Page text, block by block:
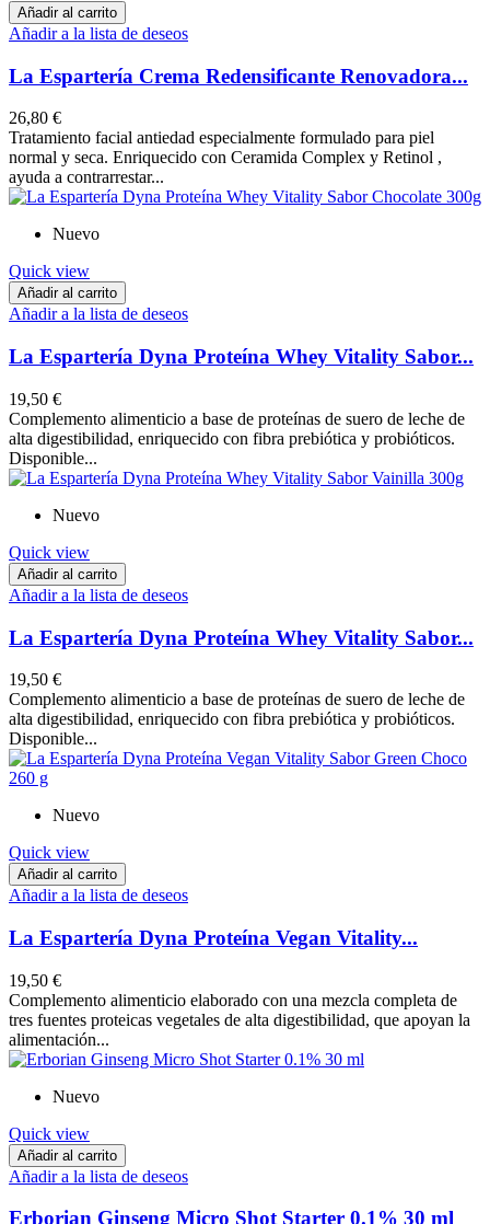
Añadir al carrito
Añadir a la lista de deseos
La Espartería Crema Redensificante Renovadora...
26,80 €
Tratamiento facial antiedad especialmente formulado para piel
normal y seca. Enriquecido con Ceramida Complex y Retinol ,
ayuda a contrarrestar...
Nuevo
Quick view
Añadir al carrito
Añadir a la lista de deseos
La Espartería Dyna Proteína Whey Vitality Sabor...
19,50 €
Complemento alimenticio a base de proteínas de suero de leche de
alta digestibilidad, enriquecido con fibra prebiótica y probióticos.
Disponible...
Nuevo
Quick view
Añadir al carrito
Añadir a la lista de deseos
La Espartería Dyna Proteína Whey Vitality Sabor...
19,50 €
Complemento alimenticio a base de proteínas de suero de leche de
alta digestibilidad, enriquecido con fibra prebiótica y probióticos.
Disponible...
Nuevo
Quick view
Añadir al carrito
Añadir a la lista de deseos
La Espartería Dyna Proteína Vegan Vitality...
19,50 €
Complemento alimenticio elaborado con una mezcla completa de
tres fuentes proteicas vegetales de alta digestibilidad, que apoyan la
alimentación...
Nuevo
Quick view
Añadir al carrito
Añadir a la lista de deseos
Erborian Ginseng Micro Shot Starter 0.1% 30 ml